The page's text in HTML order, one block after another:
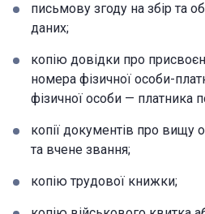
письмову згоду на збір та
даних;
копію довідки про
номера фізичної особи-
фізичної особи — платника
копії документів про вищу
та вчене звання;
копію трудової книжки;